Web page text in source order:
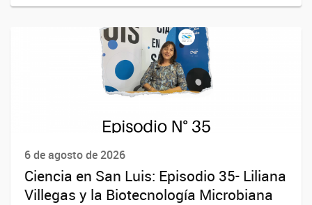
6 de agosto de 2026
Ciencia en San Luis: Episodio 35- Liliana
Villegas y la Biotecnología Microbiana